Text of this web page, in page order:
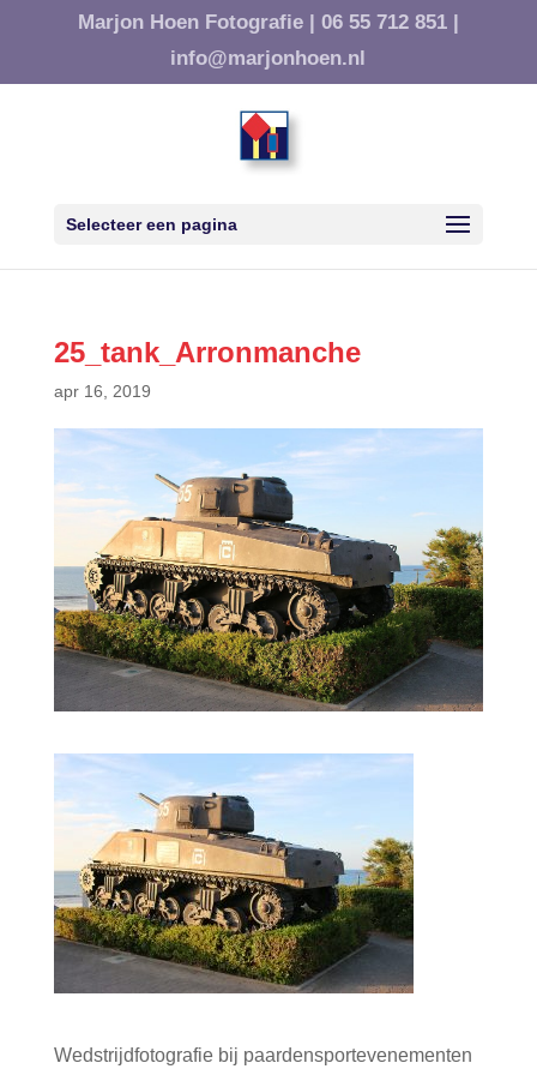
Marjon Hoen Fotografie | 06 55 712 851 |
info@marjonhoen.nl
Selecteer een pagina
25_tank_Arronmanche
apr 16, 2019
Wedstrijdfotografie bij paardensportevenementen